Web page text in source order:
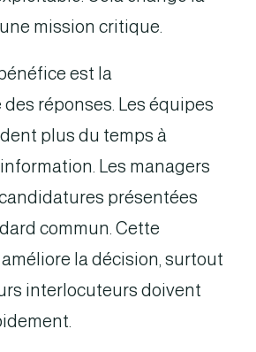
mission critique.
est la
réponses. Les équipes
plus du temps à
Les managers
présentées
commun. Cette
la décision, surtout
interlocuteurs doivent